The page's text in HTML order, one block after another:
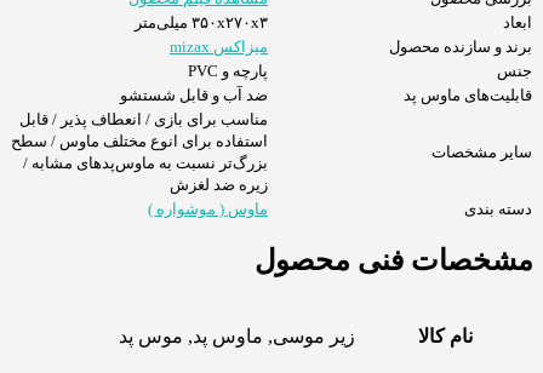
ابعاد
۳۵۰x۲۷۰x۳ میلی‌متر
برند و سازنده محصول
میزاکس mizax
جنس
پارچه و PVC
قابلیت‌های ماوس پد
ضد آب و قابل شستشو
سایر مشخصات
مناسب برای بازی / انعطاف پذیر / قابل
استفاده برای انوع مختلف ماوس / سطح
بزرگ‌تر نسبت به ماوس‌پدهای مشابه /
زیره ضد لغزش
دسته بندی
ماوس ( موشواره )
مشخصات فنی محصول
نام کالا زیر موسی, ماوس پد, موس پد